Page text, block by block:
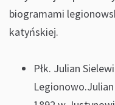
biogramami
katyńskiej.
Płk. Julian